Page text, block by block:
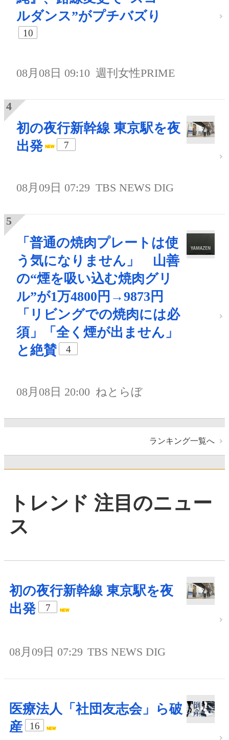
ルダンス”がプチバズり
10
08月08日 09:10 週刊女性PRIME
初の夜行新幹線 東京駅を夜
出発
7
08月09日 07:29 TBS NEWS DIG
「普通の焼肉プレートは使
う気になりません」 山善
の“煙を吸い込む焼肉グリ
ル”が1万4800円→9873円
「リビングでの焼肉には必
須」「全く煙が出ません」
と絶賛
4
08月08日 20:00 ねとらぼ
ランキング一覧へ
トレンド 注目のニュー
ス
初の夜行新幹線 東京駅を夜
出発
7
08月09日 07:29 TBS NEWS DIG
医療法人「社団友志会」ら破
産
16